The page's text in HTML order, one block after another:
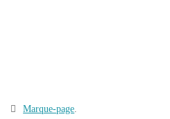
Marque-page.